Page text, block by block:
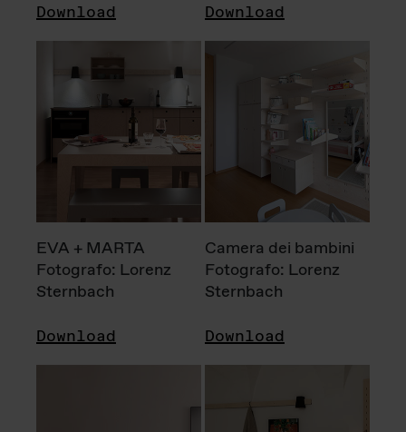
Download Download
EVA + MARTA
Fotografo: Lorenz
Sternbach
Download
Camera dei bambini
Fotografo: Lorenz
Sternbach
Download